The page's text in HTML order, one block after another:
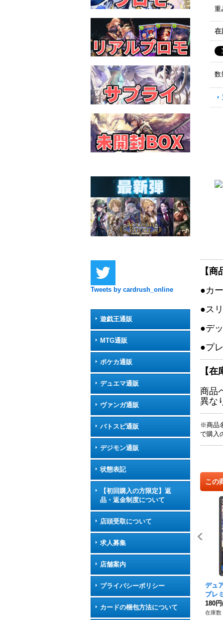
Tweets by cardrush_online
遊戯王通販
MTG通販
ポケカ通販
デュエマ通販
ヴァンガ通販
バトスピ通販
デジモン通販
状態表記
【初回購入の方限定】返
品・返金制度について
店頭受取について
求人募集
店舗案内
プライバシーポリシー
カードの梱包方法について
重
在
数
【
●カ
●ス
●デ
●プ
【
商品
異な
※商品
で購入
この
デュ
プレ
《ニ
180円
在庫数